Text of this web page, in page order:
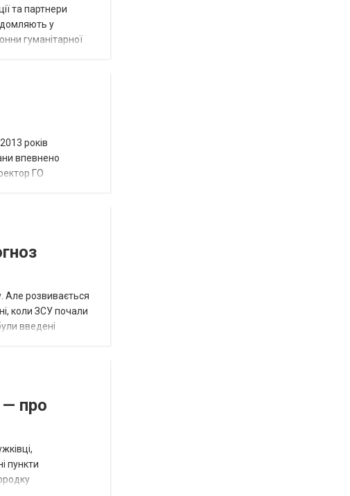
та партнери
у
гуманітарної
років
впевнено
ГО
Але розвивається
коли ЗСУ почали
введені
— про
пункти